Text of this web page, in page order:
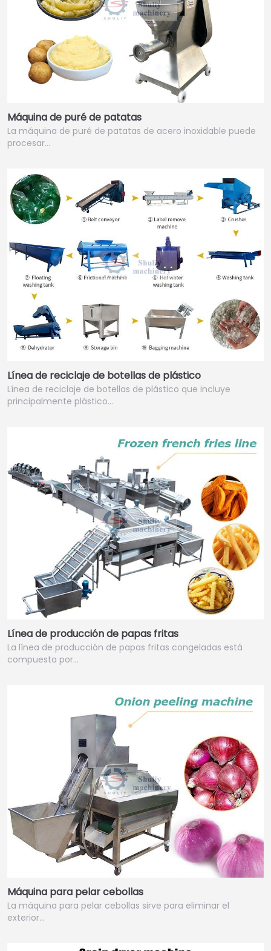
Máquina de puré de patatas
La máquina de puré de patatas de acero inoxidable puede
procesar…
Línea de reciclaje de botellas de plástico
Línea de reciclaje de botellas de plástico que incluye
principalmente plástico…
Línea de producción de papas fritas
La línea de producción de papas fritas congeladas está
compuesta por…
Máquina para pelar cebollas
La máquina para pelar cebollas sirve para eliminar el
exterior…